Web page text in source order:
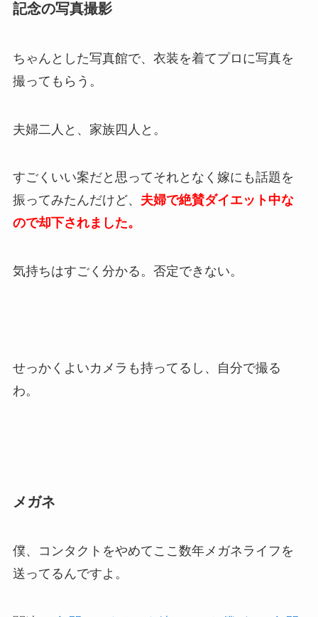
記念の写真撮影
ちゃんとした写真館で、衣装を着てプロに写真を
撮ってもらう。
夫婦二人と、家族四人と。
すごくいい案だと思ってそれとなく嫁にも話題を
振ってみたんだけど、 夫婦で絶賛ダイエット中な
ので却下されました。
気持ちはすごく分かる。否定できない。
せっかくよいカメラも持ってるし、自分で撮る
わ。
メガネ
僕、コンタクトをやめてここ数年メガネライフを
送ってるんですよ。